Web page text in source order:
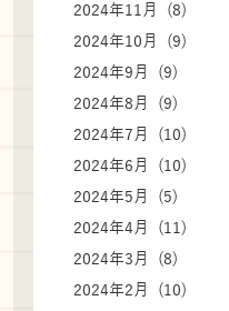
2024年11月 (8)
2024年10月 (9)
2024年9月 (9)
2024年8月 (9)
2024年7月 (10)
2024年6月 (10)
2024年5月 (5)
2024年4月 (11)
2024年3月 (8)
2024年2月 (10)